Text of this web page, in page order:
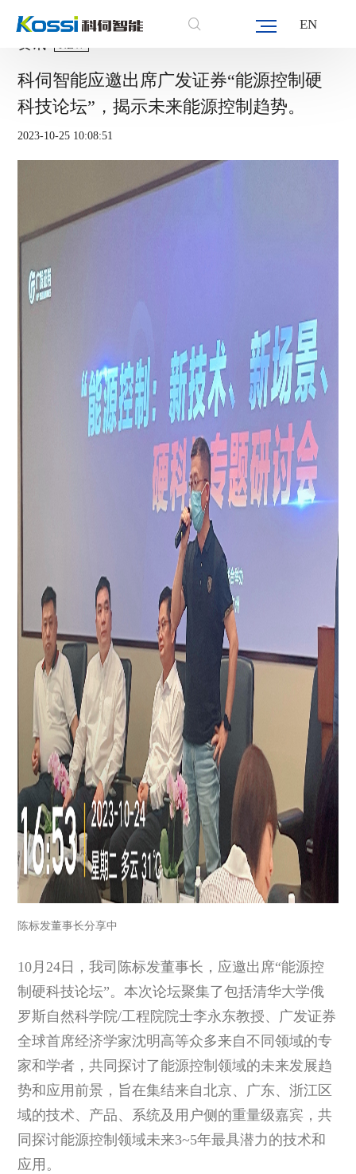
EN
资讯 NEW
科伺智能应邀出席广发证券“能源控制硬
科技论坛”，揭示未来能源控制趋势。
2023-10-25 10:08:51
陈标发董事长分享中
10月24日，我司陈标发董事长，应邀出席“能源控
制硬科技论坛”。本次论坛聚集了包括清华大学俄
罗斯自然科学院/工程院院士李永东教授、广发证券
全球首席经济学家沈明高等众多来自不同领域的专
家和学者，共同探讨了能源控制领域的未来发展趋
势和应用前景，旨在集结来自北京、广东、浙江区
域的技术、产品、系统及用户侧的重量级嘉宾，共
同探讨能源控制领域未来3~5年最具潜力的技术和
应用。